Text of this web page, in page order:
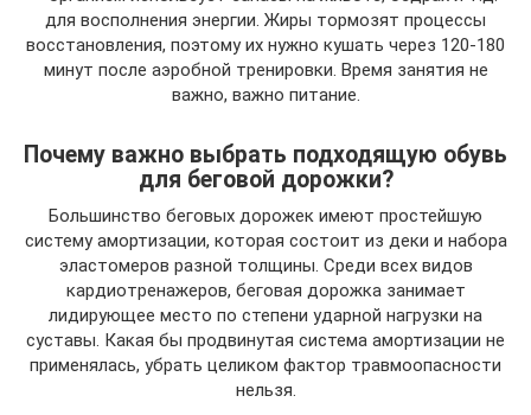
для восполнения энергии. Жиры тормозят процессы
восстановления, поэтому их нужно кушать через 120-180
минут после аэробной тренировки. Время занятия не
важно, важно питание.
Почему важно выбрать подходящую обувь
для беговой дорожки?
Большинство беговых дорожек имеют простейшую
систему амортизации, которая состоит из деки и набора
эластомеров разной толщины. Среди всех видов
кардиотренажеров, беговая дорожка занимает
лидирующее место по степени ударной нагрузки на
суставы. Какая бы продвинутая система амортизации не
применялась, убрать целиком фактор травмоопасности
нельзя.